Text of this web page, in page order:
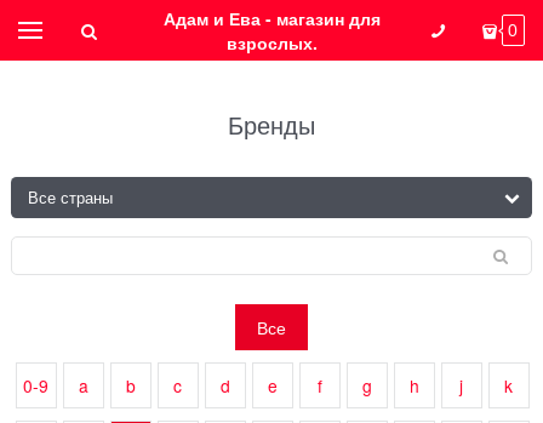
Адам и Ева - магазин для
взрослых.
0
Бренды
Все
0-9 a b c d e f g h j k